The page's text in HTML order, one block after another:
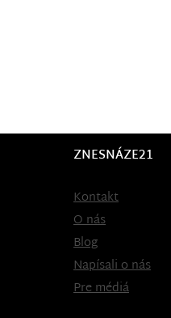
ZNESNÁZE21
Kontakt
O nás
Blog
Napísali o nás
Pre médiá